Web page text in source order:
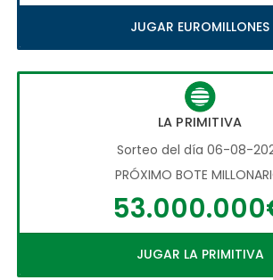
JUGAR EUROMILLONES
LA PRIMITIVA
Sorteo del día 06-08-
PRÓXIMO BOTE
JUGAR LA PRIMITIVA